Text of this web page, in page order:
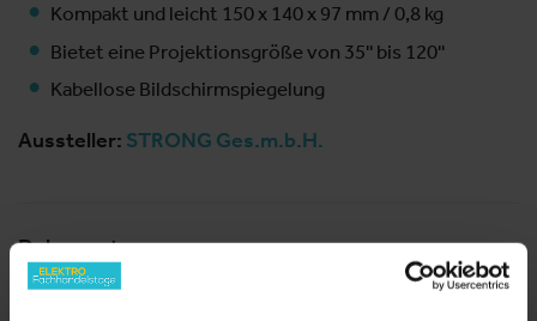
Kompakt und leicht 150 x 140 x 97 mm / 0,8 kg
Bietet eine Projektionsgröße von 35'' bis 120''
Kabellose Bildschirmspiegelung
Aussteller: STRONG Ges.m.b.H.
Dokumente
PDF